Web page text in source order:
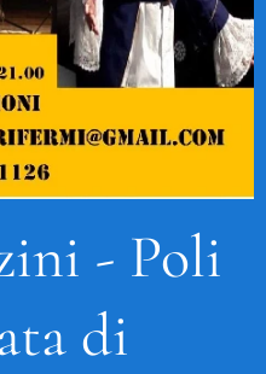
- Poli
di